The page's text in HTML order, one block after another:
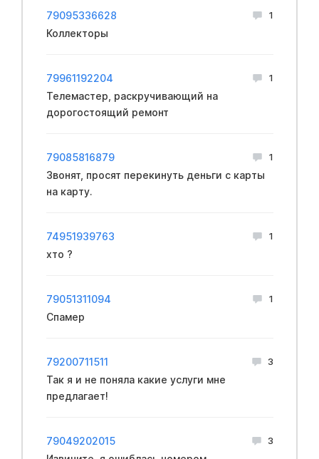
79095336628 1
Коллекторы
79961192204 1
Телемастер, раскручивающий на
дорогостоящий ремонт
79085816879 1
Звонят, просят перекинуть деньги с карты
на карту.
74951939763 1
хто ?
79051311094 1
Спамер
79200711511 3
Так я и не поняла какие услуги мне
предлагает!
79049202015 3